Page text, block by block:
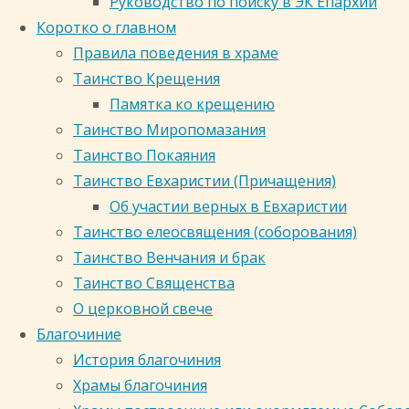
Коротко о главном
Правила поведения в храме
Таинство Крещения
Памятка ко крещению
Таинство Миропомазания
Таинство Покаяния
Таинство Евхаристии (Причащения)
Об участии верных в Евхаристии
Таинство елеосвящения (соборования)
Таинство Венчания и брак
Таинство Священства
О церковной свече
Благочиние
История благочиния
Храмы благочиния
ТРЕБОВАНИЮ
людей,
к нему
подготовленных,
за
исключением
особых
случаев
(страха
ради
смертного).
Если
вы
решили
либо